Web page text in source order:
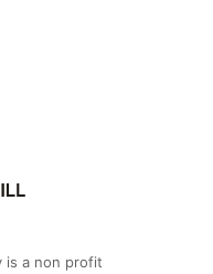
is a non profit